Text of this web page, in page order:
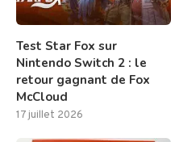
Test Star Fox sur
Nintendo Switch 2 : le
retour gagnant de Fox
McCloud
17 juillet 2026